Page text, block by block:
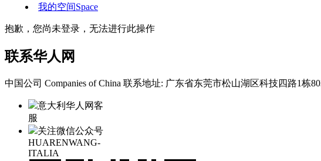
我的空间Space
抱歉，您尚未登录，无法进行此操作
联系华人网
中国公司 Companies of China 联系地址: 广东省东莞市松山湖区科技四路1栋
意大利华人网客
服
关注微信公众号
HUARENWANG-
ITALIA